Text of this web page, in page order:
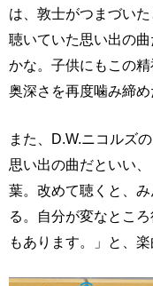
は、敦士がつまづい
聴いていた思い出の
かな。子供にもこの
奥深さを再度噛み締め
また、D.W.ニコルズ
思い出の曲だといい
葉。改めて聴くと、
る。自分が変なとこ
もあります。」と、